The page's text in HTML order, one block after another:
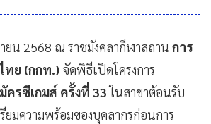
ยน 2568 ณ ราชมังคลากีฬาสถาน การ
ทย (กกท.) จัดพิธีเปิดโครงการ
ครซีเกมส์ ครั้งที่ 33ในสาขาต้อนรับ
ยมความพร้อมของบุคลากรก่อนการ